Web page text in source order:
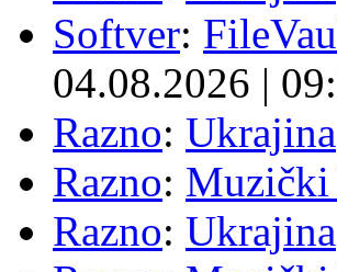
Softver:
04.08.2026 |
Razno: Ukrajina
Razno: Muzički
Razno: Ukrajina